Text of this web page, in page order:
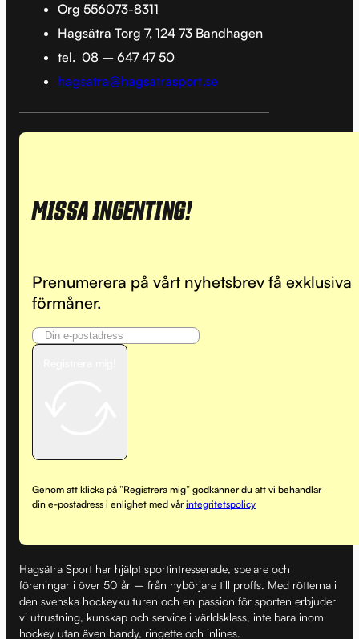
Org 556073-8311
Hagsätra Torg 7, 124 73 Bandhagen
tel. 08 – 647 47 50
hagsatra@hagsatrasport.se
MISSA INGENTING!
Prenumerera på vårt nyhetsbrev få exklusiva
förmåner.
Genom att klicka på ”Registrera mig” godkänner du att vi behandlar
din e-postadress i enlighet med vårintegritetspolicy
Hagsätra Sport har hjälpt sportintresserade, spelare och
föreningar i över 50 år – från nybörjare till proffs. Med rötterna i
den svenska hockeykulturen och en passion för sporten erbjuder
vi utrustning, kunskap och service i världsklass, inte bara inom
hockey utan även bandy, ringette och inlines.